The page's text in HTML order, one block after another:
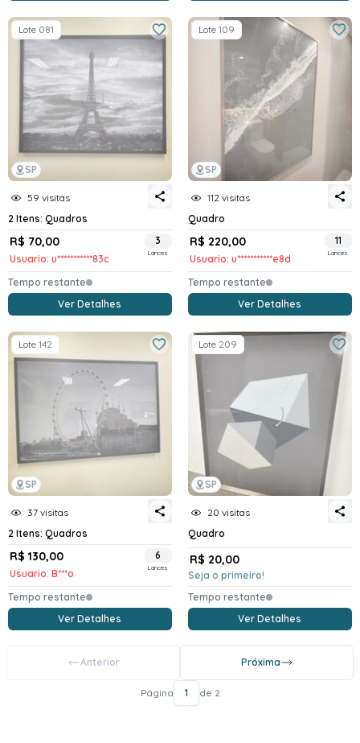
SP
Lote 081
59 visitas
2 Itens: Quadros
R$ 70,00
Usuario: u***********83c
3
Lances
Tempo restante
Ver Detalhes
SP
Lote 109
112 visitas
Quadro
R$ 220,00
Usuario: u***********e8d
11
Lances
Tempo restante
Ver Detalhes
SP
Lote 142
37 visitas
2 Itens: Quadros
R$ 130,00
Usuario: B***o
6
Lances
Tempo restante
Ver Detalhes
SP
Lote 209
20 visitas
Quadro
R$ 20,00
Seja o primeiro!
Tempo restante
Ver Detalhes
Anterior Próxima
Página 1 de 2